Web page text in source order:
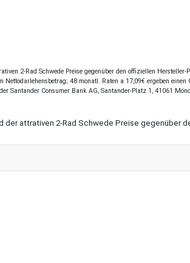
2-Rad Schwede Preise gegenüber den offiziellen Hersteller-
Nettodarlehensbetrag; 48 monatl. Raten a 17,09€ ergeben
Santander Consumer Bank AG, Santander-Platz 1, 41061
der attrativen 2-Rad Schwede Preise